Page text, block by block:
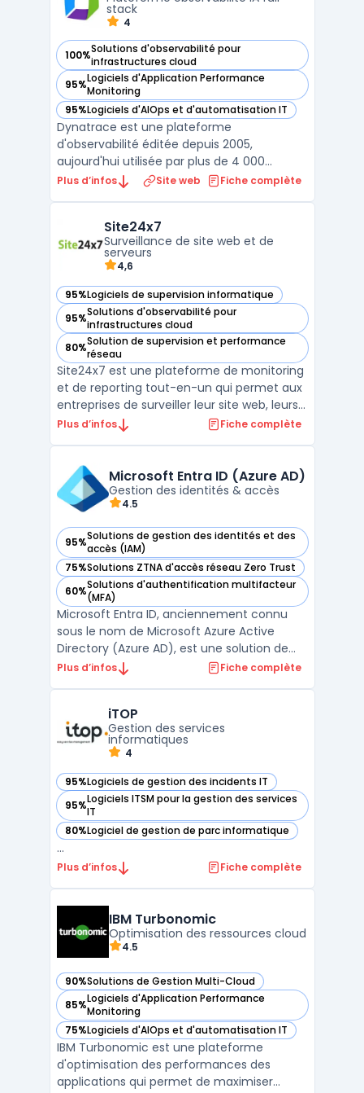
performances, co ...
stack
4
100%Solutions d'observabilité pour
infrastructures cloud
— voir Dynatrace dans cette catégorie
95%Logiciels d'Application Performance
Monitoring
— voir Dynatrace dans cette catégorie
95%Logiciels d'AIOps et d'automatisation IT
— voir Dynatrace dans cette catégorie
Dynatrace est une plateforme
d'observabilité éditée depuis 2005,
aujourd'hui utilisée par plus de 4 000
entreprises dans 80 pays. Elle repose sur
racines des incidents sans configuration
manuelle de seuils d'alerte. Les don ...
Plus d’infos Site web Fiche complète
Site24x7
Surveillance de site web et de
serveurs
4,6
95%Logiciels de supervision informatique
— voir Site24x7 dans cette catégorie
95%Solutions d'observabilité pour
infrastructures cloud
— voir Site24x7 dans cette catégorie
80%Solution de supervision et performance
réseau
— voir Site24x7 dans cette catégorie
Site24x7 est une plateforme de monitoring
et de reporting tout-en-un qui permet aux
entreprises de surveiller leur site web, leurs
serveurs, leurs applications et leur réseau.
personnalisables et les rapports détaillés, l ...
Plus d’infos Fiche complète
Microsoft Entra ID (Azure AD)
Gestion des identités & accès
4.5
95%Solutions de gestion des identités et des
accès (IAM)
— voir Microsoft Entra ID (Azure AD) dans cette catégorie
75%Solutions ZTNA d'accès réseau Zero Trust
— voir Microsoft Entra ID (Azure AD) dans cette catégorie
60%Solutions d'authentification multifacteur
(MFA)
— voir Microsoft Entra ID (Azure AD) dans cette catégorie
Microsoft Entra ID, anciennement connu
sous le nom de Microsoft Azure Active
Directory (Azure AD), est une solution de
gestion des identités et des accès (IAM)
centraliser et de sécuriser la gestion des
identités des utilisa ...
Plus d’infos Fiche complète
iTOP
Gestion des services
informatiques
4
95%Logiciels de gestion des incidents IT
— voir iTOP dans cette catégorie
95%Logiciels ITSM pour la gestion des services
IT
— voir iTOP dans cette catégorie
80%Logiciel de gestion de parc informatique
— voir iTOP dans cette catégorie
...
Plus d’infos Fiche complète
IBM Turbonomic
Optimisation des ressources cloud
4.5
90%Solutions de Gestion Multi-Cloud
— voir IBM Turbonomic dans cette catégorie
85%Logiciels d'Application Performance
Monitoring
— voir IBM Turbonomic dans cette catégorie
75%Logiciels d'AIOps et d'automatisation IT
— voir IBM Turbonomic dans cette catégorie
IBM Turbonomic est une plateforme
d'optimisation des performances des
applications qui permet de maximiser